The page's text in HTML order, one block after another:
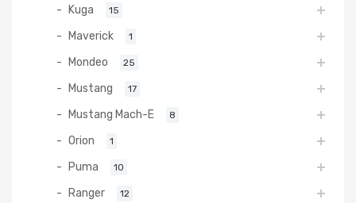
Kuga 15
Maverick 1
Mondeo 25
Mustang 17
Mustang Mach-E 8
Orion 1
Puma 10
Ranger 12